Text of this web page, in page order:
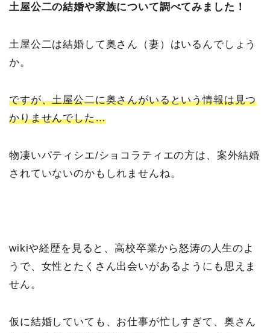
土屋公二の結婚や家族について調べてみました！
土屋公二は結婚して奥さん（妻）はいるんでしょう
か。
ですが、土屋公二に奥さんがいるという情報は見つ
かりませんでした…
物凄いパティシエ/ショコラティエの方は、案外結婚
されていないのかもしれませんね。
wikiや経歴を見ると、高校卒業から怒涛の人生のよ
うで、女性とたくさん出会いがあるようにも思えま
せん。
仮に結婚していても、お仕事が忙しすぎて、奥さん